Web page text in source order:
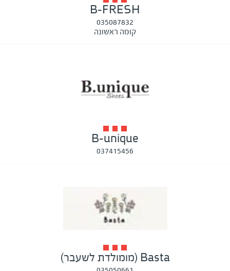
B-FRESH
035087832
קומה ראשונה
B-unique
037415456
Basta (מומולדת לשעבר)